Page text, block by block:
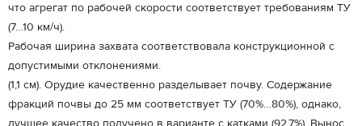
что агрегат по рабочей скорости соответствует требованиям ТУ
(7…10 км/ч).
Рабочая ширина захвата соответствовала конструкционной с
допустимыми отклонениями.
(1,1 см). Орудие качественно разделывает почву. Содержание
фракций почвы до 25 мм соответствует ТУ (70%…80%), однако,